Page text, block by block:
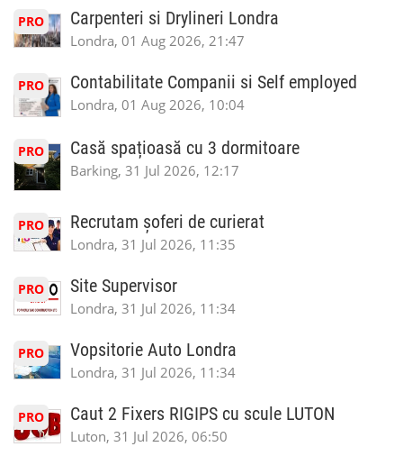
PRO Carpenteri si Drylineri Londra
Londra, 01 Aug 2026, 21:47
PRO Contabilitate Companii si Self employed
Londra, 01 Aug 2026, 10:04
PRO Casă spațioasă cu 3 dormitoare
Barking, 31 Jul 2026, 12:17
PRO Recrutam șoferi de curierat
Londra, 31 Jul 2026, 11:35
PRO Site Supervisor
Londra, 31 Jul 2026, 11:34
PRO Vopsitorie Auto Londra
Londra, 31 Jul 2026, 11:34
PRO Caut 2 Fixers RIGIPS cu scule LUTON
Luton, 31 Jul 2026, 06:50